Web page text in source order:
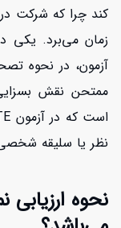
زمان می‌برد. یکی
آزمون، در نحوه
ممتحن نقش
نظر یا سلیقه